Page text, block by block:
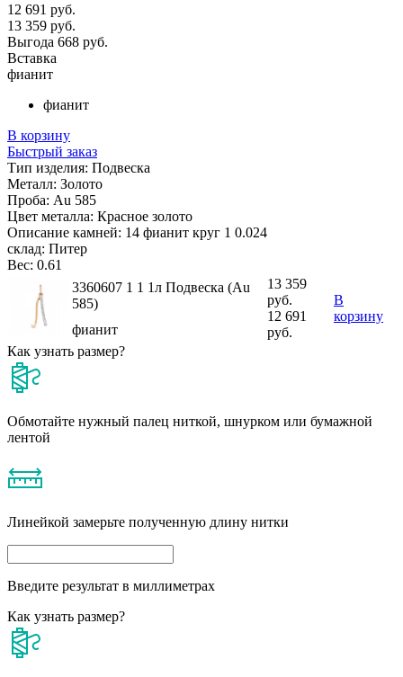
12 691 руб.
13 359 руб.
Выгода 668 руб.
Вставка
фианит
фианит
В корзину
Быстрый заказ
Тип изделия: Подвеска
Металл: Золото
Проба: Au 585
Цвет металла: Красное золото
Описание камней: 14 фианит круг 1 0.024
склад: Питер
Вес: 0.61
3360607 1 1 1л Подвеска (Au
585)
13 359
руб.
12 691
руб.
В
корзину
фианит
Как узнать размер?
Обмотайте нужный палец ниткой, шнурком или бумажной
лентой
Линейкой замерьте полученную длину нитки
Введите результат в миллиметрах
Как узнать размер?